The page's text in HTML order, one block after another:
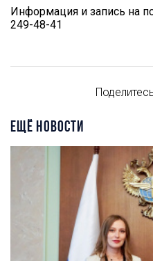
Информация и запись на
249-48-41
ЕЩЁ НОВОСТИ